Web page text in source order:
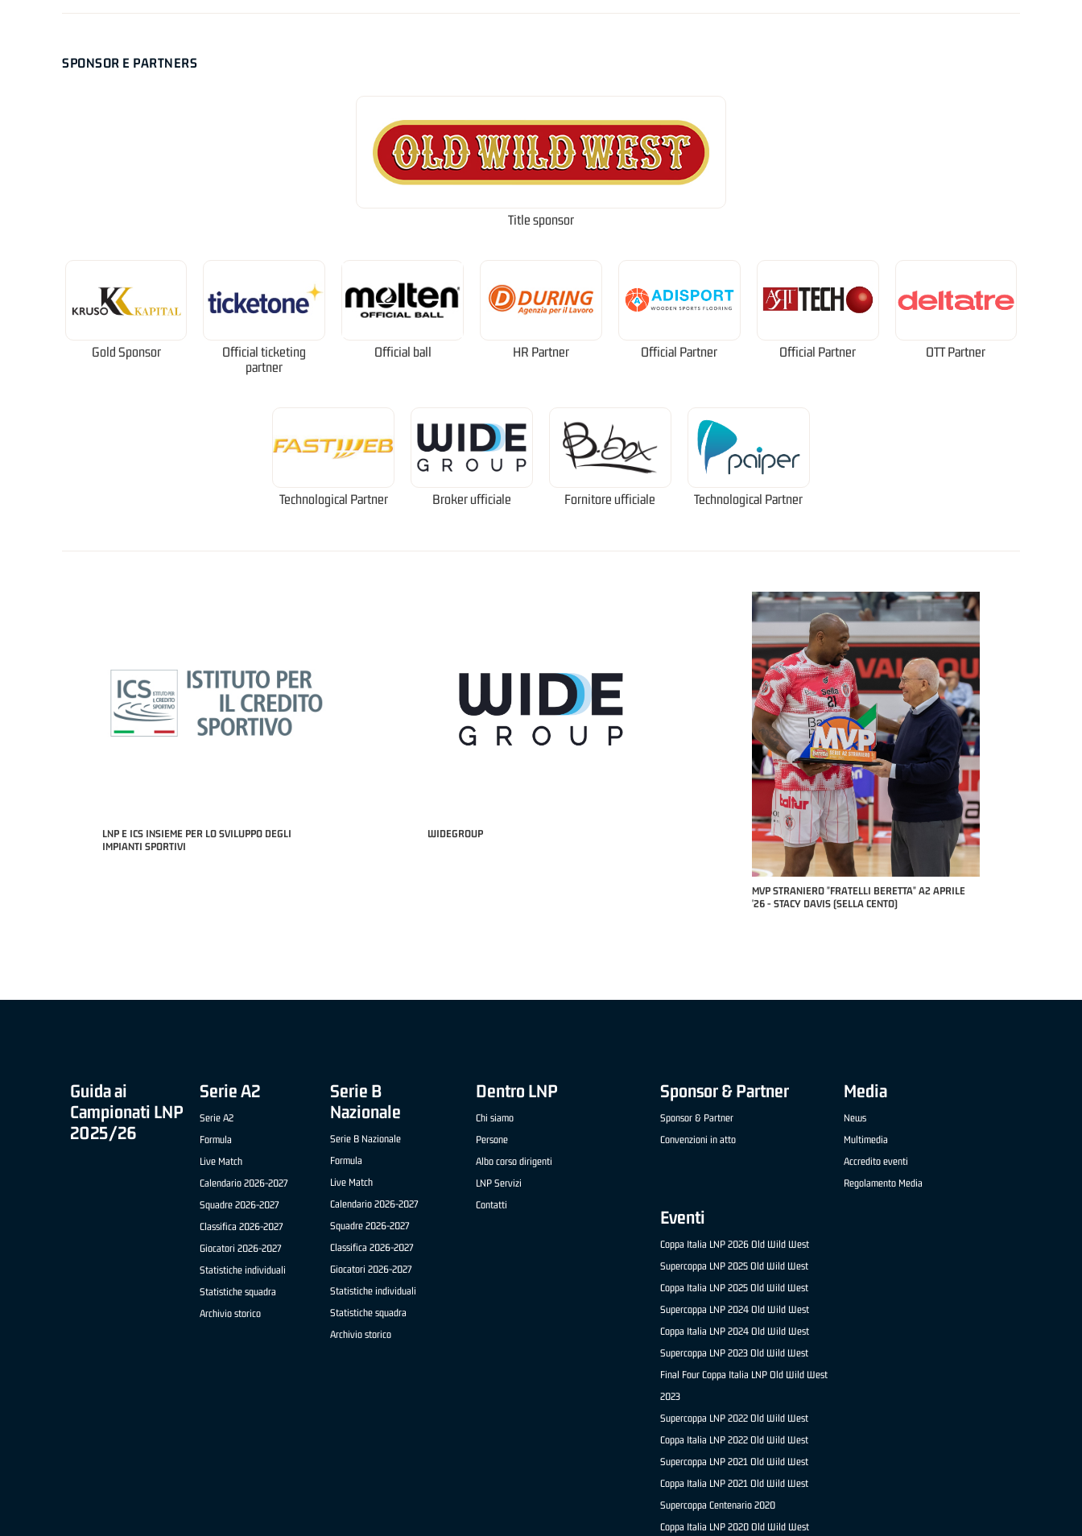
SPONSOR E PARTNERS
Title sponsor
Gold Sponsor
Official ticketing
partner
Official ball HR Partner Official Partner Official Partner OTT Partner
Technological Partner Broker ufficiale Fornitore ufficiale Technological Partner
LNP E ICS INSIEME PER LO SVILUPPO DEGLI
IMPIANTI SPORTIVI
WIDEGROUP
MVP STRANIERO "FRATELLI BERETTA" A2 APRILE
MVP "FRATELLI BERETTA" SAMUEL DILAS B
NAZIONALE APRILE '26 - MARCO RESTELLI (TAV
Guida ai
Campionati LNP
2025/26
Serie A2
Serie A2
Formula
Live Match
Calendario 2026-2027
Squadre 2026-2027
Classifica 2026-2027
Giocatori 2026-2027
Statistiche individuali
Statistiche squadra
Archivio storico
Serie B
Nazionale
Serie B Nazionale
Formula
Live Match
Calendario 2026-2027
Squadre 2026-2027
Classifica 2026-2027
Giocatori 2026-2027
Statistiche individuali
Statistiche squadra
Archivio storico
Dentro LNP
Chi siamo
Persone
Albo corso dirigenti
LNP Servizi
Contatti
Sponsor & Partner
Sponsor & Partner
Convenzioni in atto
Media
News
Multimedia
Accredito eventi
Regolamento Media
Eventi
Coppa Italia LNP 2026 Old Wild West
Supercoppa LNP 2025 Old Wild West
Coppa Italia LNP 2025 Old Wild West
Supercoppa LNP 2024 Old Wild West
Coppa Italia LNP 2024 Old Wild West
Supercoppa LNP 2023 Old Wild West
Final Four Coppa Italia LNP Old Wild West
2023
Supercoppa LNP 2022 Old Wild West
Coppa Italia LNP 2022 Old Wild West
Supercoppa LNP 2021 Old Wild West
Coppa Italia LNP 2021 Old Wild West
Supercoppa Centenario 2020
Coppa Italia LNP 2020 Old Wild West